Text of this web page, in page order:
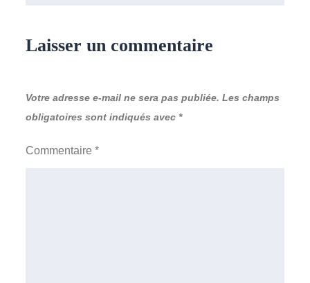
Laisser un commentaire
Votre adresse e-mail ne sera pas publiée. Les champs
obligatoires sont indiqués avec *
Commentaire*